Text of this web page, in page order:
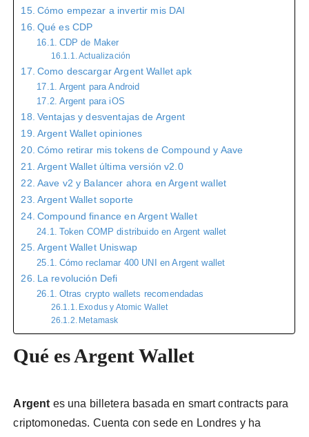
Cómo empezar a invertir mis DAI
Qué es CDP
CDP de Maker
Actualización
Como descargar Argent Wallet apk
Argent para Android
Argent para iOS
Ventajas y desventajas de Argent
Argent Wallet opiniones
Cómo retirar mis tokens de Compound y Aave
Argent Wallet última versión v2.0
Aave v2 y Balancer ahora en Argent wallet
Argent Wallet soporte
Compound finance en Argent Wallet
Token COMP distribuido en Argent wallet
Argent Wallet Uniswap
Cómo reclamar 400 UNI en Argent wallet
La revolución Defi
Otras crypto wallets recomendadas
Exodus y Atomic Wallet
Metamask
Qué es Argent Wallet
Argent es una billetera basada en smart contracts para
criptomonedas. Cuenta con sede en Londres y ha